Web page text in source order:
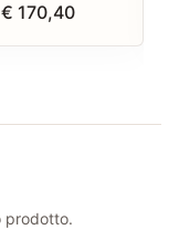
€ 170,40
prodotto.